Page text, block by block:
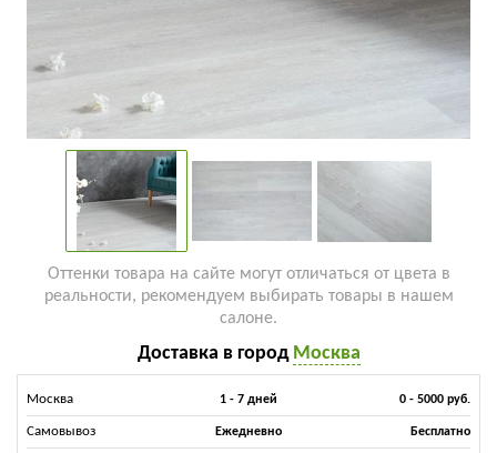
Оттенки товара на сайте могут отличаться от цвета в
реальности, рекомендуем выбирать товары в нашем
салоне.
Доставка в город Москва
Москва 1 - 7 дней 0 - 5000 руб.
Самовывоз Ежедневно Бесплатно